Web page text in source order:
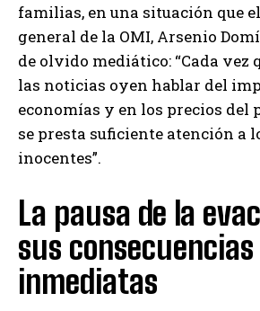
familias, en una situación que
general de la OMI, Arsenio
de olvido mediático: “Cada vez
las noticias oyen hablar del
economías y en los precios del
se presta suficiente atención a
inocentes”.
La pausa de la
sus consecuencias
inmediatas